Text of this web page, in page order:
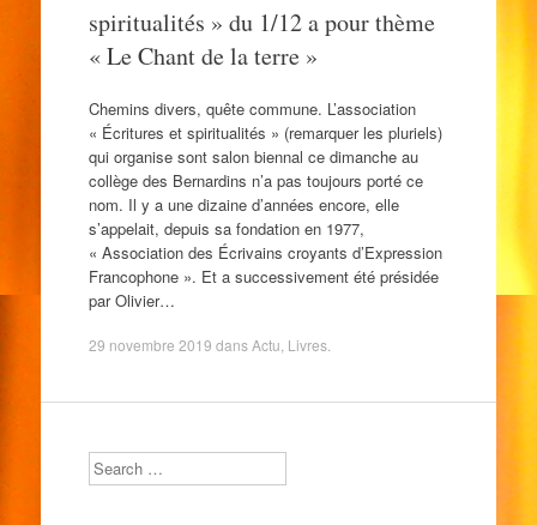
spiritualités » du 1/12 a pour thème
« Le Chant de la terre »
Chemins divers, quête commune. L’association
« Écritures et spiritualités » (remarquer les pluriels)
qui organise sont salon biennal ce dimanche au
collège des Bernardins n’a pas toujours porté ce
nom. Il y a une dizaine d’années encore, elle
s’appelait, depuis sa fondation en 1977,
« Association des Écrivains croyants d’Expression
Francophone ». Et a successivement été présidée
par Olivier…
29 novembre 2019 dansActu Livres.
Search